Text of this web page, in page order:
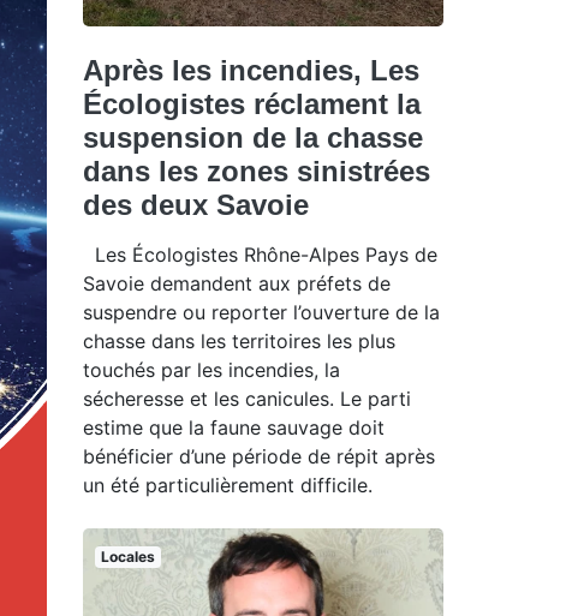
Après les incendies, Les
Écologistes réclament la
suspension de la chasse
dans les zones sinistrées
des deux Savoie
Les Écologistes Rhône-Alpes Pays de
Savoie demandent aux préfets de
suspendre ou reporter l’ouverture de la
chasse dans les territoires les plus
touchés par les incendies, la
sécheresse et les canicules. Le parti
estime que la faune sauvage doit
bénéficier d’une période de répit après
un été particulièrement difficile.
Locales